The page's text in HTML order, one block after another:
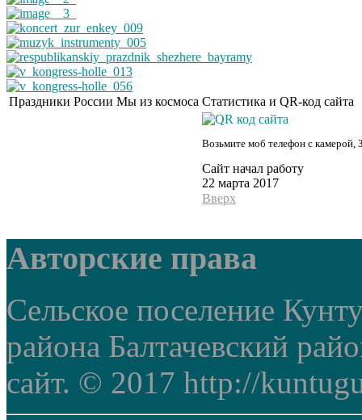
Праздники России Мы из космоса Статистика и QR-код сайта
Возьмите моб телефон с камерой,
Сайт начал работу
22 марта 2017
Вверх
Авторские права
Сельское поселение
района Балтачевский
сайт. © 2017 http://